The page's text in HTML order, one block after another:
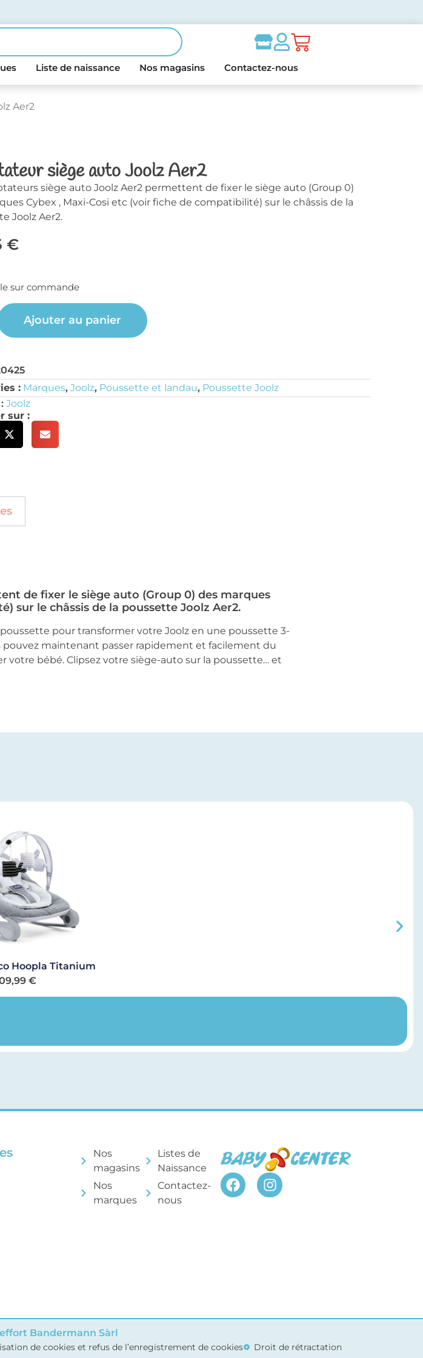
Liste de naissance Nos magasins Contactez-nous
Aer2
siège auto Joolz Aer2
siège auto Joolz Aer2 permettent de fixer le siège auto (Group 0)
Cybex , Maxi-Cosi etc (voir fiche de compatibilité) sur le châssis de la
Joolz Aer2.
€
sur commande
Ajouter au panier
: Marques,Joolz, Poussette et landau, Poussette Joolz
:Joolz
sur :
de fixer le siège auto (Group 0) des marques
sur le châssis de la poussette Joolz Aer2.
pour transformer votre Joolz en une poussette 3-
pouvez maintenant passer rapidement et facilement du
votre bébé. Clipsez votre siège-auto sur la poussette… et
Hoopla Titanium
€
Nos
magasins
Nos
marques
Listes de
Naissance
Contactez-
nous
Bandermann Sàrl
de cookies et refus de l’enregistrement de cookies Droit de rétractation